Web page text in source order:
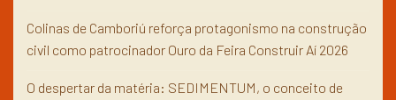
Colinas de Camboriú reforça protagonismo na construção
civil como patrocinador Ouro da Feira Construir Aí 2026
O despertar da matéria: SEDIMENTUM, o conceito de